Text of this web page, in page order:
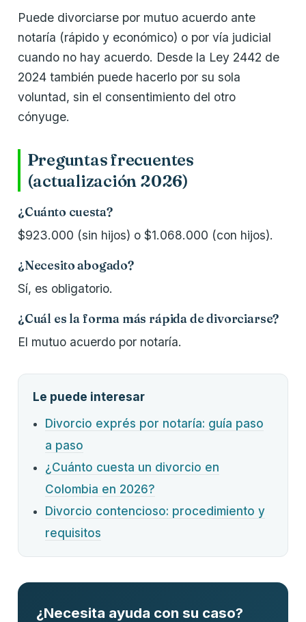
Puede divorciarse por mutuo acuerdo ante
notaría (rápido y económico) o por vía judicial
cuando no hay acuerdo. Desde la Ley 2442 de
2024 también puede hacerlo por su sola
voluntad, sin el consentimiento del otro
cónyuge.
Preguntas frecuentes
(actualización 2026)
¿Cuánto cuesta?
$923.000 (sin hijos) o $1.068.000 (con hijos).
¿Necesito abogado?
Sí, es obligatorio.
¿Cuál es la forma más rápida de divorciarse?
El mutuo acuerdo por notaría.
Le puede interesar
Divorcio exprés por notaría: guía paso
a paso
¿Cuánto cuesta un divorcio en
Colombia en 2026?
Divorcio contencioso: procedimiento y
requisitos
¿Necesita ayuda con su caso?